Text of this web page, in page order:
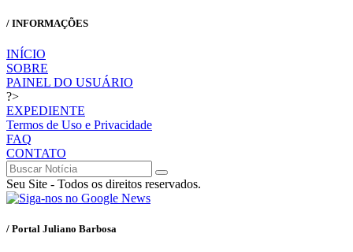
/ INFORMAÇÕES
INÍCIO
SOBRE
PAINEL DO USUÁRIO
?>
EXPEDIENTE
Termos de Uso e Privacidade
FAQ
CONTATO
Seu Site - Todos os direitos reservados.
/ Portal Juliano Barbosa